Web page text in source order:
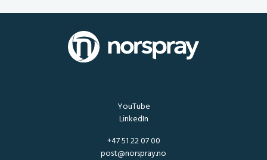
YouTube
LinkedIn
+47 51 22 07 00
post@norspray.no